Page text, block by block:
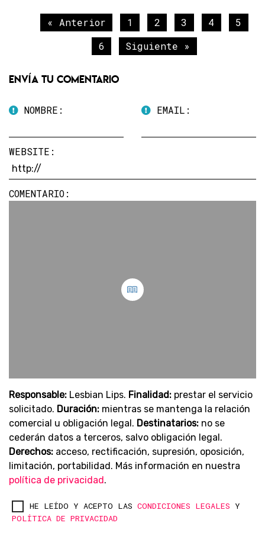
« Anterior 1 2 3 4
5
6
Siguiente »
Envía tu comentario
NOMBRE: EMAIL:
WEBSITE:
COMENTARIO:
Responsable: Lesbian Lips. Finalidad: prestar el servicio
solicitado. Duración: mientras se mantenga la relación
comercial u obligación legal. Destinatarios: no se
cederán datos a terceros, salvo obligación legal.
Derechos: acceso, rectificación, supresión, oposición,
limitación, portabilidad. Más información en nuestra
política de privacidad.
HE LEÍDO Y ACEPTO LAS CONDICIONES LEGALES Y
POLÍTICA DE PRIVACIDAD